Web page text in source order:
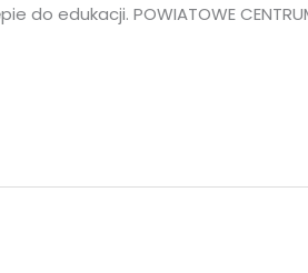
edukacji. POWIATOWE CENTRUM